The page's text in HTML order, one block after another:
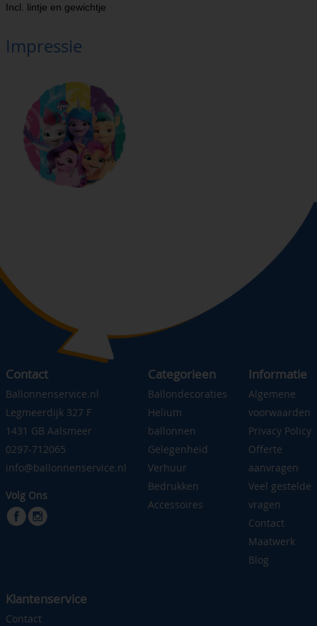
Incl. lintje en gewichtje
Impressie
Contact
Ballonnenservice.nl
Legmeerdijk 327 F
1431 GB Aalsmeer
0297-712065
info@ballonnenservice.nl
Volg Ons
Categorieen
Ballondecoraties
Helium
ballonnen
Gelegenheid
Verhuur
Bedrukken
Accessoires
Informatie
Algemene
voorwaarden
Privacy Policy
Offerte
aanvragen
Veel gestelde
vragen
Contact
Maatwerk
Blog
Klantenservice
Contact